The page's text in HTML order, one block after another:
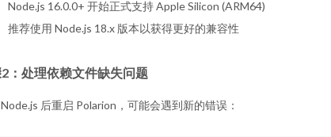
Node.js 16.0.0+ 开始正式支持 Apple Silicon (ARM64)
推荐使用 Node.js 18.x 版本以获得更好的兼容性
：处理依赖文件缺失问题
后重启 Polarion，可能会遇到新的错误：